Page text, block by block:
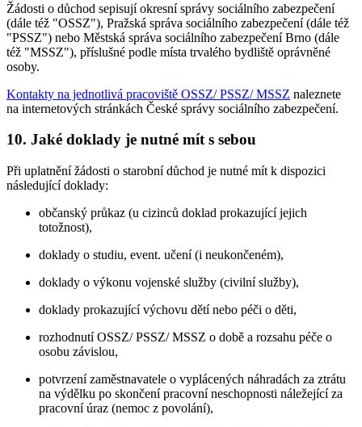
Žádosti o důchod sepisují okresní správy sociálního zabezpečení
(dále též "OSSZ"), Pražská správa sociálního zabezpečení (dále též
"PSSZ") nebo Městská správa sociálního zabezpečení Brno (dále
též "MSSZ"), příslušné podle místa trvalého bydliště oprávněné
osoby.
Kontakty na jednotlivá pracoviště OSSZ/ PSSZ/ MSSZ naleznete
na internetových stránkách České správy sociálního zabezpečení.
10. Jaké doklady je nutné mít s sebou
Při uplatnění žádosti o starobní důchod je nutné mít k dispozici
následující doklady:
občanský průkaz (u cizinců doklad prokazující jejich
totožnost),
doklady o studiu, event. učení (i neukončeném),
doklady o výkonu vojenské služby (civilní služby),
doklady prokazující výchovu dětí nebo péči o děti,
rozhodnutí OSSZ/ PSSZ/ MSSZ o době a rozsahu péče o
osobu závislou,
potvrzení zaměstnavatele o vyplácených náhradách za ztrátu
na výdělku po skončení pracovní neschopnosti náležející za
pracovní úraz (nemoc z povolání),